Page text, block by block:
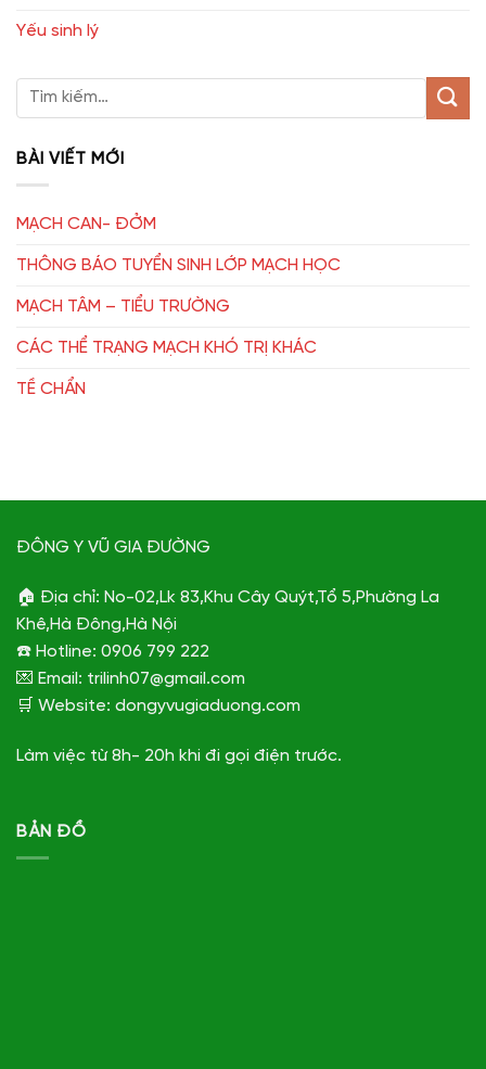
Yếu sinh lý
BÀI VIẾT MỚI
MẠCH CAN- ĐỞM
THÔNG BÁO TUYỂN SINH LỚP MẠCH HỌC
MẠCH TÂM – TIỂU TRƯỜNG
CÁC THỂ TRẠNG MẠCH KHÓ TRỊ KHÁC
TỀ CHẨN
ĐÔNG Y VŨ GIA ĐƯỜNG
🏠 Địa chỉ: No-02,Lk 83,Khu Cây Quýt,Tổ 5,Phường La
Khê,Hà Đông,Hà Nội
☎️ Hotline: 0906 799 222
💌 Email: trilinh07@gmail.com
🛒 Website: dongyvugiaduong.com
Làm việc từ 8h- 20h khi đi gọi điện trước.
BẢN ĐỒ